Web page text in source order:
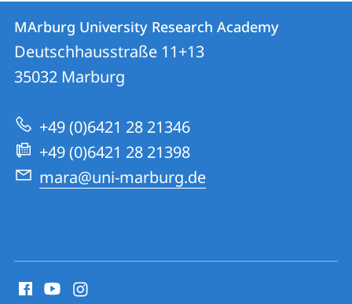
Contact
Contact
details
MArburg
University
Research
Academy
MArburg University Research Academy
Deutschhausstraße 11+13
35032 Marburg
+49 (0)6421 28 21346
+49 (0)6421 28 21398
mara@uni-marburg.de